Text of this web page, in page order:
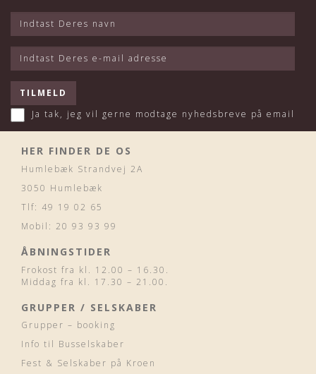
Ja tak, jeg vil gerne modtage nyhedsbreve på email
HER FINDER DE OS
Humlebæk Strandvej 2A
3050 Humlebæk
Tlf: 49 19 02 65
Mobil: 20 93 93 99
ÅBNINGSTIDER
Frokost fra kl. 12.00 – 16.30.
Middag fra kl. 17.30 – 21.00.
GRUPPER / SELSKABER
Grupper – booking
Info til Busselskaber
Fest & Selskaber på Kroen